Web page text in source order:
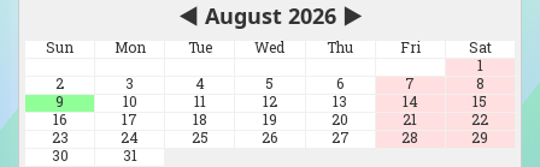
◀ August 2026 ▶
Sun Mon Tue Wed Thu Fri
Sat
1
2
3 4 5 6 7
8
9
10 11 12 13 14
15
16
17 18 19 20 21
22
23
24 25 26 27 28
29
30
31